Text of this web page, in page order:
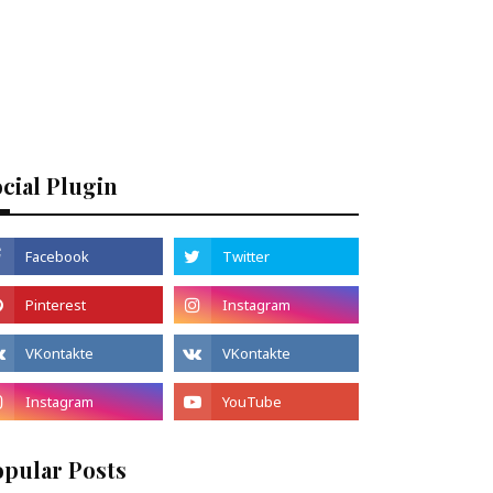
Plugin
Posts